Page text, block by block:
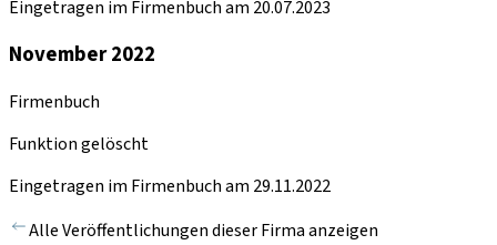
Eingetragen im Firmenbuch am 20.07.2023
November 2022
Firmenbuch
Funktion gelöscht
Eingetragen im Firmenbuch am 29.11.2022
Alle Veröffentlichungen dieser Firma anzeigen